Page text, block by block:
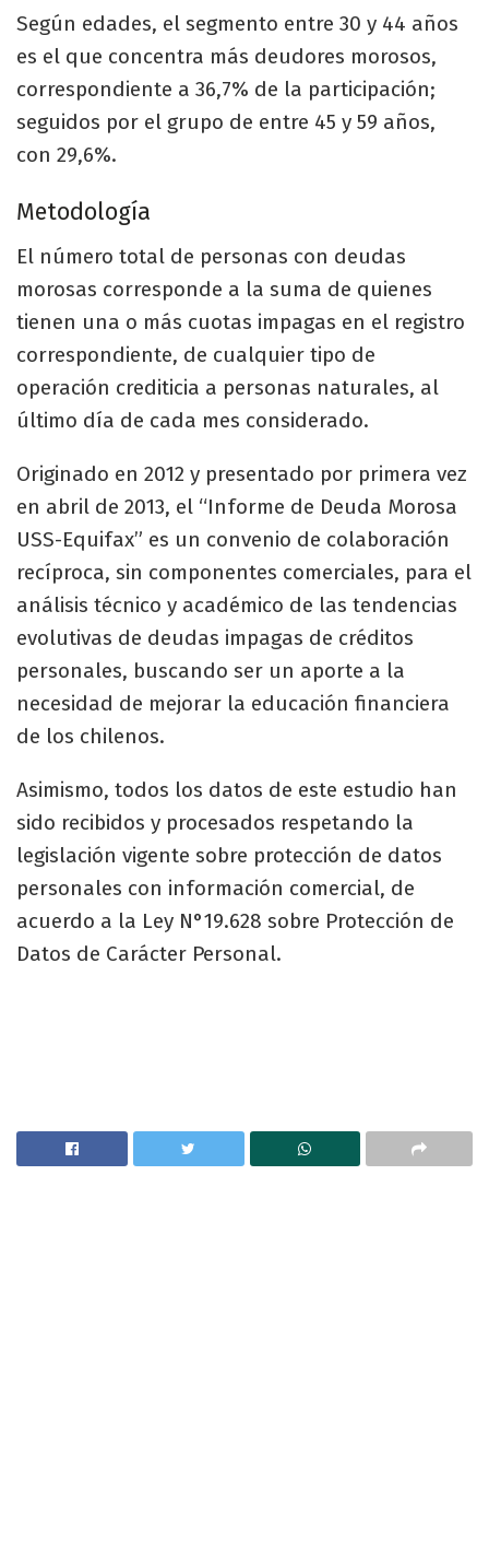
Según edades, el segmento entre 30 y 44 años
es el que concentra más deudores morosos,
correspondiente a 36,7% de la participación;
seguidos por el grupo de entre 45 y 59 años,
con 29,6%.
Metodología
El número total de personas con deudas
morosas corresponde a la suma de quienes
tienen una o más cuotas impagas en el registro
correspondiente, de cualquier tipo de
operación crediticia a personas naturales, al
último día de cada mes considerado.
Originado en 2012 y presentado por primera vez
en abril de 2013, el “Informe de Deuda Morosa
USS-Equifax” es un convenio de colaboración
recíproca, sin componentes comerciales, para el
análisis técnico y académico de las tendencias
evolutivas de deudas impagas de créditos
personales, buscando ser un aporte a la
necesidad de mejorar la educación financiera
de los chilenos.
Asimismo, todos los datos de este estudio han
sido recibidos y procesados respetando la
legislación vigente sobre protección de datos
personales con información comercial, de
acuerdo a la Ley N°19.628 sobre Protección de
Datos de Carácter Personal.